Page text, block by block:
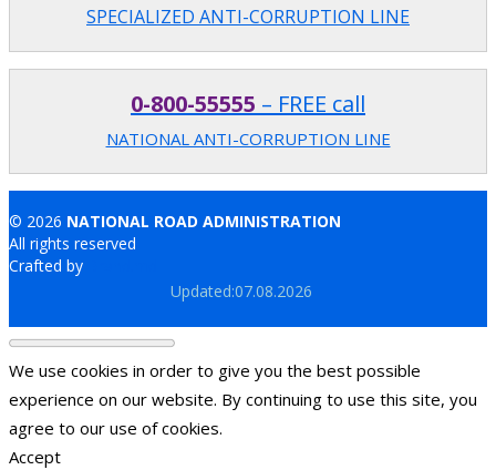
SPECIALIZED ANTI-CORRUPTION LINE
0-800-55555 – FREE call
NATIONAL ANTI-CORRUPTION LINE
© 2026 NATIONAL ROAD ADMINISTRATION
All rights reserved
Crafted by
Updated:07.08.2026
We use cookies in order to give you the best possible
experience on our website. By continuing to use this site, you
agree to our use of cookies.
Accept